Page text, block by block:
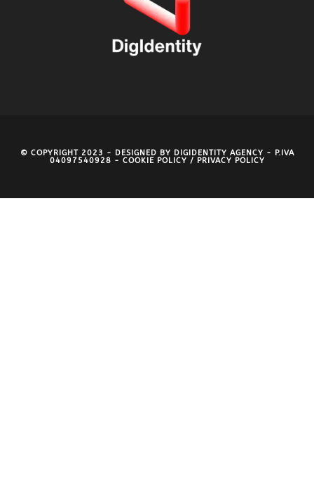
© COPYRIGHT 2023 - DESIGNED BY DIGIDENTITY AGENCY - P.IVA
04097540928 - COOKIE POLICY / PRIVACY POLICY